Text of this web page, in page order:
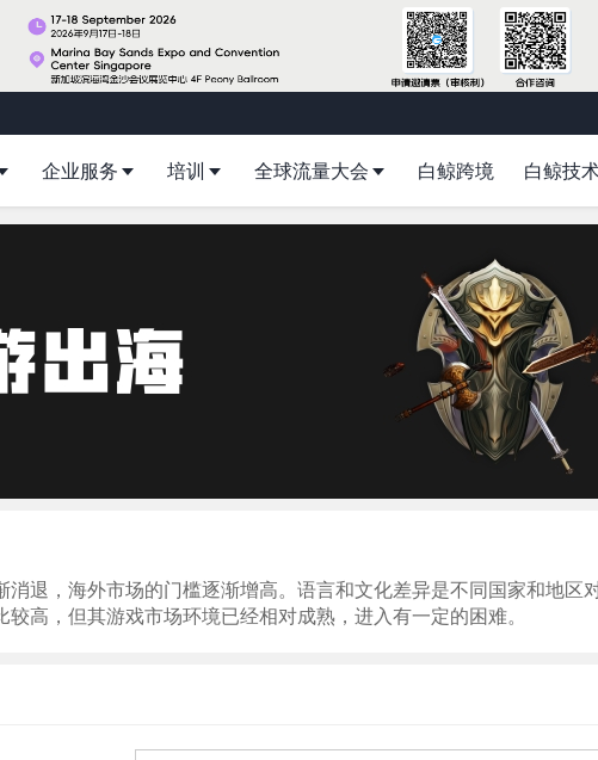
企业服务 培训 全球流量大会 白鲸跨境 白鲸技
退，海外市场的门槛逐渐增高。语言和文化差异是不同国家和地区
高，但其游戏市场环境已经相对成熟，进入有一定的困难。